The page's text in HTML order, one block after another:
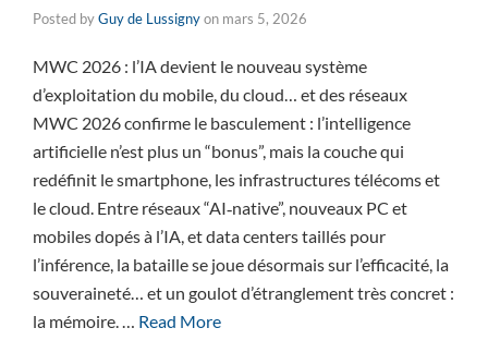
Posted byGuy de Lussignyon mars 5, 2026
MWC 2026 : l’IA devient le nouveau système
d’exploitation du mobile, du cloud… et des réseaux
MWC 2026 confirme le basculement : l’intelligence
artificielle n’est plus un “bonus”, mais la couche qui
redéfinit le smartphone, les infrastructures télécoms et
le cloud. Entre réseaux “AI‑native”, nouveaux PC et
mobiles dopés à l’IA, et data centers taillés pour
l’inférence, la bataille se joue désormais sur l’efficacité, la
souveraineté… et un goulot d’étranglement très concret :
la mémoire. … Read More